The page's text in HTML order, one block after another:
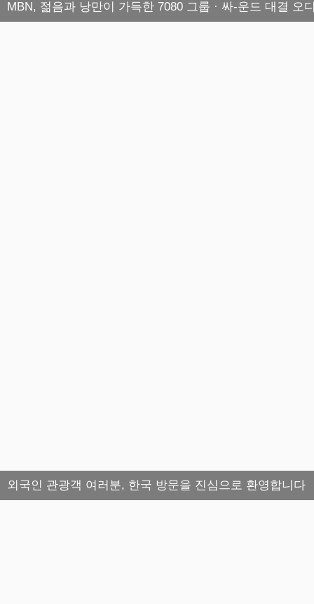
MBN, 젊음과 낭만이 가득한 7080 그룹 · 싸-운드 대결 오
외국인 관광객 여러분, 한국 방문을 진심으로 환영합니다